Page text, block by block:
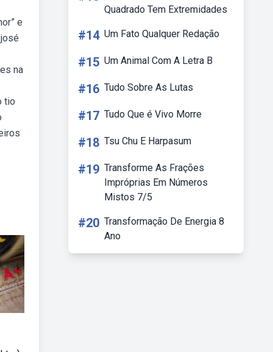
e
na
tio
Quadrado Tem Extremidades
#14 Um Fato Qualquer Redação
#15 Um Animal Com A Letra B
#16 Tudo Sobre As Lutas
#17 Tudo Que é Vivo Morre
#18 Tsu Chu E Harpasum
#19 Transforme As Frações
Impróprias Em Números
Mistos 7/5
#20 Transformação De Energia 8
Ano